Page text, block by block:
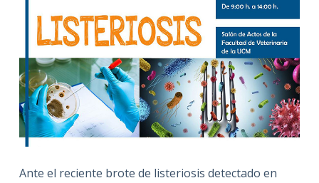
Ante el reciente brote de listeriosis detectado en